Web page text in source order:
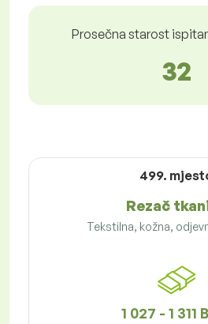
Prosečna starost
32
499.
Rezač
Tekstilna, kožna,
1 027 - 1 311